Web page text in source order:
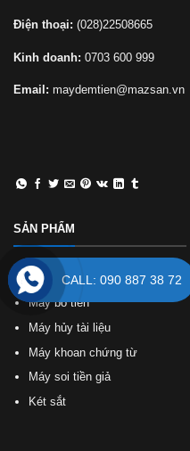
Điện thoại: (028)22508665
Kinh doanh: 0703 600 999
Email: maydemtien@mazsan.vn
SẢN PHẨM
Máy đếm tiền
Máy bó tiền
Máy hủy tài liệu
Máy khoan chứng từ
Máy soi tiền giả
Két sắt
CALL: 090 887 38 72